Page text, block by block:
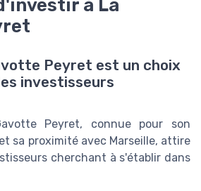
à La
Peyret est un choix
investisseurs
Peyret, connue pour son
sa proximité avec Marseille, attire
cherchant à s'établir dans